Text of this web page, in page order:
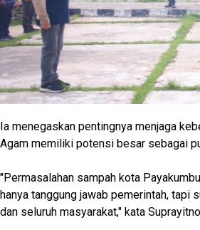
Ia menegaskan pentingnya menjaga
Agam memiliki potensi besar sebagai
"Permasalahan sampah kota
hanya tanggung jawab pemerintah, tapi
dan seluruh masyarakat," kata